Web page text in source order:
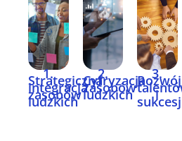
1.
Strategiczna
integracja
zasobów
ludzkich
2.
Cyfryzacja
zasobów
ludzkich
3.
Rozwój
i